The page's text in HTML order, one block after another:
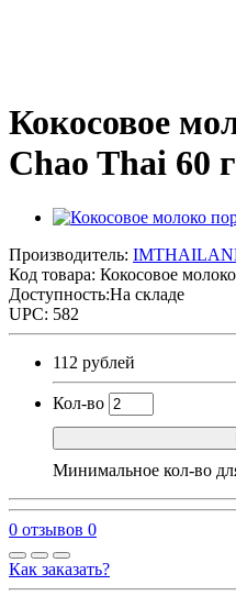
Кокосовое
Chao Thai 60
Производитель:
Код товара: Кокосовое
Доступность:На складе
UPC: 582
112 рублей
Кол-во
Минимальное кол-во
0 отзывов 0
Как заказать?